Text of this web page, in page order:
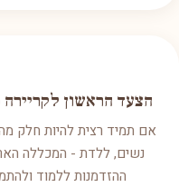
הצעד הראשון לקריירה
אם תמיד רצית להיות חלק
נשים, ללדת - המכללה
ההזדמנות ללמוד